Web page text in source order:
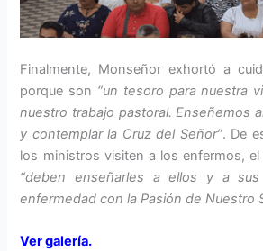
Finalmente, Monseñor exhortó a
porque son “un tesoro para nuestra
nuestro trabajo pastoral. Enseñemos
y contemplar la Cruz del Señor”. De
los ministros visiten a los enfermos,
“deben enseñarles a ellos y a
enfermedad con la Pasión de Nuestro
Ver galería.